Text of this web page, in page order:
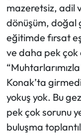
mazeretsiz, adil
dönüşüm, doğal
eğitimde fırsat
ve daha pek çok
Konak’ta
yokuş yok. Bu
pek çok sorunu
buluşma